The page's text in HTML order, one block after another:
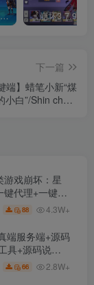
[一键安装] 【转载】原神3.4真端服务端+源码+配套客户端+详尽说明+GM工具+源码说明文件
下一篇
端】蜡笔小新“煤
小白”/Shin chan:
游戏崩坏：星
代理+一键启
88 4.3W+
端服务端+源码
具+源码说明
66 2.8W+